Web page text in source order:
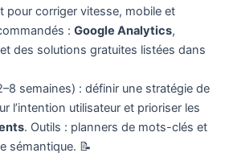
pour corriger vitesse, mobile et
:Google Analytics,
des solutions gratuites listées dans
semaines) : définir une stratégie de
l’intention utilisateur et prioriser les
. Outils : planners de mots-clés et
sémantique. 📝